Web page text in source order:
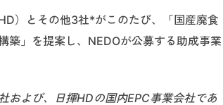
）とその他3社*がこのたび、「国産廃食
築」を提案し、NEDOが公募する助成事業
および、日揮HDの国内EPC事業会社であ